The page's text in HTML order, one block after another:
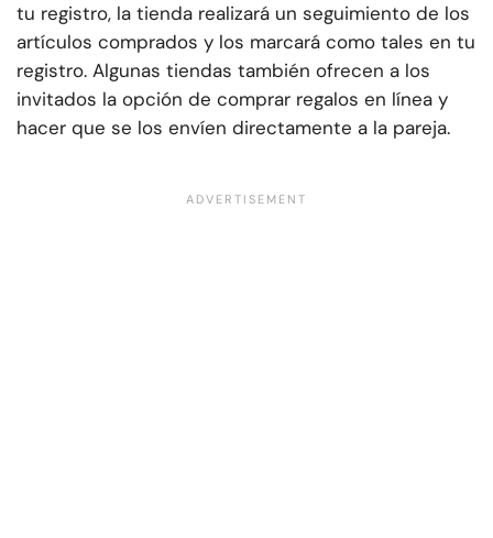
tu registro, la tienda realizará un seguimiento de los
artículos comprados y los marcará como tales en tu
registro. Algunas tiendas también ofrecen a los
invitados la opción de comprar regalos en línea y
hacer que se los envíen directamente a la pareja.